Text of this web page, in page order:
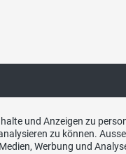
und Anzeigen zu
zu können.
Werbung und